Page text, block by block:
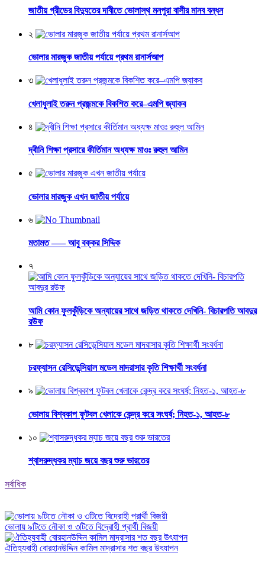
জাতীয় গ্রীডের বিদ্যুতের দাবীতে ভোলাস্থ মনপুরা বাসীর মানব বন্ধন
২
ভোলার মারজুক জাতীয় পর্যায়ে প্রথম রানার্সআপ
৩
খেলাধুলাই তরুন প্রজন্মকে বিকশিত করে–এমপি জ্যাকব
৪
দ্বীনি শিক্ষা প্রসারে কীর্তিমান অধ্যক্ষ মাওঃ রুহুল আমিন
৫
ভোলার মারজুক এখন জাতীয় পর্যায়ে
৬
মতামত —– আবু বক্কর সিদ্দিক
৭
আমি কোন ফুলকুঁড়িকে অন্যায়ের সাথে জড়িত থাকতে দেখিনি- বিচারপতি আবদুর
রউফ
৮
চরফ্যাসন রেসিডেন্সিয়াল মডেল মাদরাসার কৃতি শিক্ষার্থী সংবর্ধনা
৯
ভোলায় বিশ্বকাপ ফুটবল খেলাকে কেন্দ্র করে সংঘর্ষ; নিহত-১, আহত-৮
১০
শ্বাসরুদ্ধকর ম্যাচ জয়ে বছর শুরু ভারতের
সর্বাধিক
ভোলায় ৯টিতে নৌকা ও ৩টিতে বিদ্রোহী প্রার্থী বিজয়ী
ঐতিহ্যবাহী বোরহানউদ্দিন কামিল মাদ্রাসার শত বছর উৎযাপন